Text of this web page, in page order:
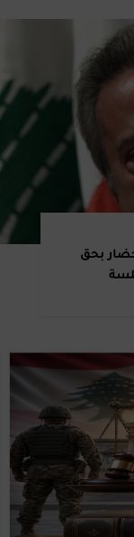
بحق